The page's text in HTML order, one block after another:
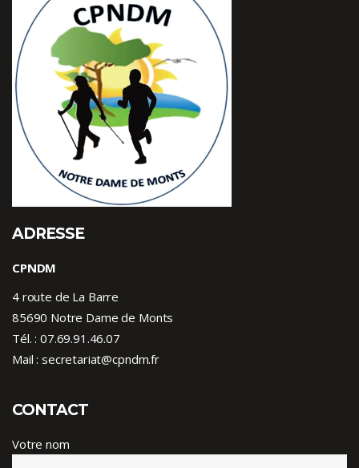
ADRESSE
CPNDM
4 route de La Barre
85690 Notre Dame de Monts
Tél. : 07.69.91.46.07
Mail : secretariat@cpndm.fr
CONTACT
Votre nom